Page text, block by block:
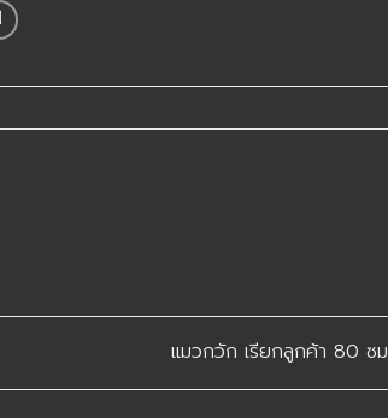
แมวกวัก เรียกลูกค้า 80 ซม